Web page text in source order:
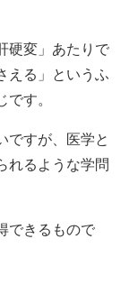
硬変」あたりで
える」というふ
です。
ですが、医学と
れるような学問
できるもので